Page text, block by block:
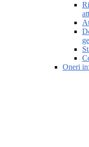
Oneri